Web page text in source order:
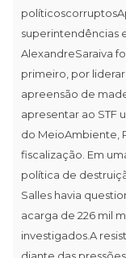
superintendências
AlexandreSaraiva
primeiro, por
apreensão de
apresentar ao STF
do MeioAmbiente,
fiscalização. Em
política de
Salles havia
acarga de 226 mil
investigados.A
diante das